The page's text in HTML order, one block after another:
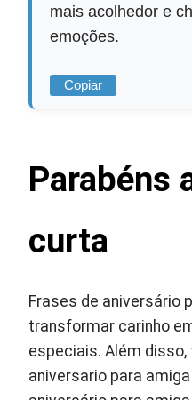
mais acolhedor e
emoções.
Copiar
Parabéns
curta
Frases de aniversário
transformar carinho
especiais. Além
aniversario para